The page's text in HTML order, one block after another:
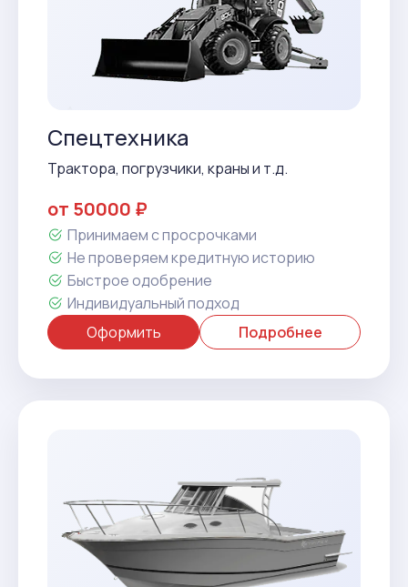
Спецтехника
Трактора, погрузчики, краны и т.д.
от 50000 ₽
Принимаем с просрочками
Не проверяем кредитную историю
Быстрое одобрение
Индивидуальный подход
Оформить
Подробнее